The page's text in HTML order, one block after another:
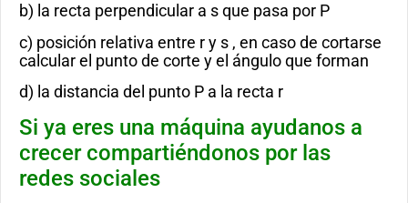
b) la recta perpendicular a s que pasa por P
c) posición relativa entre r y s , en caso de cortarse
calcular el punto de corte y el ángulo que forman
d) la distancia del punto P a la recta r
Si ya eres una máquina ayudanos a
crecer compartiéndonos por las
redes sociales